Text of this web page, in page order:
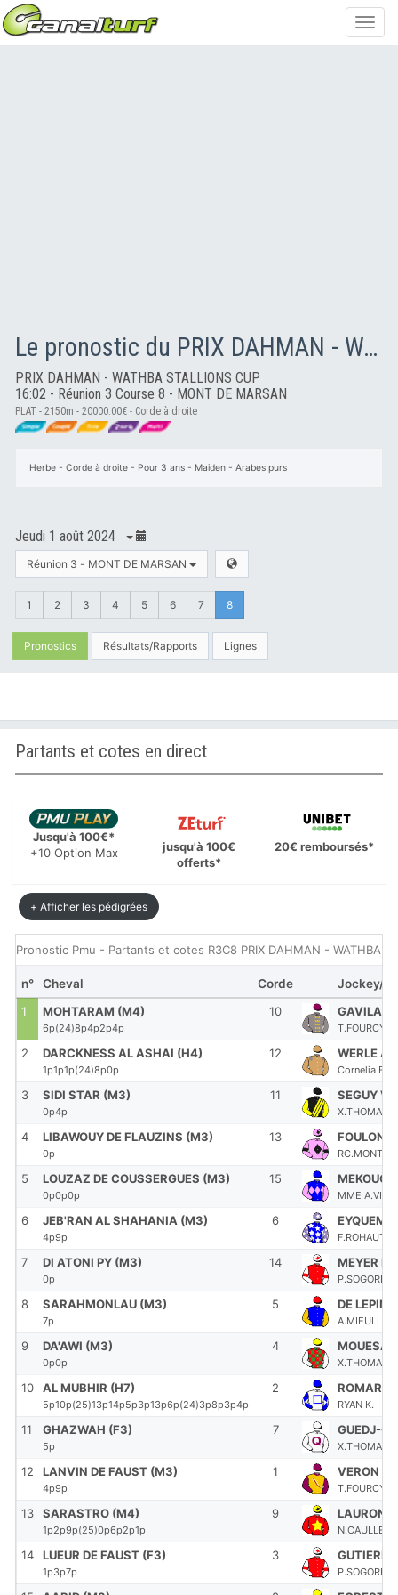
Le pronostic du PRIX DAHMAN - WATHBA STALLIONS CUP
PRIX DAHMAN - WATHBA STALLIONS CUP
16:02 - Réunion 3 Course 8 - MONT DE MARSAN
PLAT - 2150m - 20000.00€ - Corde à droite
Herbe - Corde à droite - Pour 3 ans - Maiden - Arabes purs
Jeudi 1 août 2024
Réunion 3 - MONT DE MARSAN
1 2 3 4 5 6 7 8
Pronostics Résultats/Rapports Lignes
Partants et cotes en direct
Jusqu'à 100€*
+10 Option Max
jusqu'à 100€
offerts*
20€ remboursés*
+ Afficher les pédigrées
Pronostic Pmu - Partants et cotes R3C8 PRIX DAHMAN - WATHBA
n° Cheval Corde
Jockey/
1
MOHTARAM (M4)
6p(24)8p4p2p4p
10 GAVILAN
T.FOURCY
2 DARCKNESS AL ASHAI (H4)
1p1p1p(24)8p0p
12 WERLE A.
Cornelia
3 SIDI STAR (M3)
0p4p
11 SEGUY V.
X.THOMAS-
4 LIBAWOUY DE FLAUZINS (M3)
0p
13 FOULON
5 LOUZAZ DE COUSSERGUES (M3)
0p0p0p
15
MME
6 JEB'RAN AL SHAHANIA (M3)
4p9p
6 EYQUEM
F.ROHAUT
7 DI ATONI PY (M3)
0p
14 MEYER
P.SOGORB
8 SARAHMONLAU (M3)
7p
5 DE
A.MIEULLE
9 DA'AWI (M3)
0p0p
4
X.THOMAS-
10 AL MUBHIR (H7)
5p10p(25)13p14p5p3p13p6p(24)3p8p3p4p
2 ROMARY
RYAN K.
11 GHAZWAH (F3)
5p
7 GUEDJ-
X.THOMAS-
12 LANVIN DE FAUST (M3)
4p9p
1 VERON F.
T.FOURCY
13 SARASTRO (M4)
1p2p9p(25)0p6p2p1p
9 LAURON
N.CAULLERY
14 LUEUR DE FAUST (F3)
1p3p7p
3
P.SOGORB